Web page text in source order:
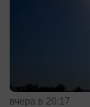
вчера в 20:17